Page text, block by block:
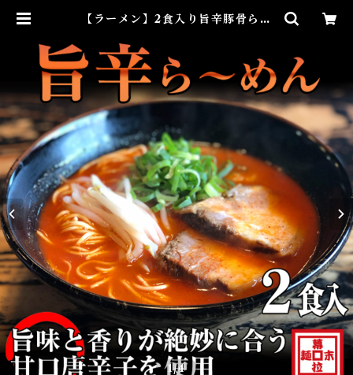
【ラーメン】2食入り旨辛豚骨ら～
ラーメン・和歌山ラーメンのお取り
寄せ通販
1/4